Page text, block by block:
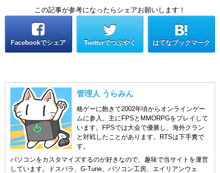
この記事が参考になったらシェアお願いします！
Facebookでシェア Twitterでつぶやく はてなブックマーク
管理人 うらみん
格ゲーに飽きて2002年頃からオンラインゲー
ムに参入。主にFPSとMMORPGをプレイして
います。FPSでは大会で優勝し、海外クラン
と対戦したことがあります。RTSは下手糞で
す。
パソコンをカスタマイズするのが好きなので、趣味で当サイトを運営
しています。ドスパラ、G-Tune、パソコン工房、エイリアンウェ